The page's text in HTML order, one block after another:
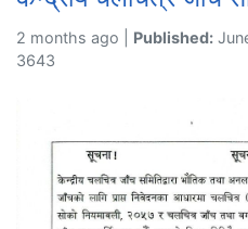
2 months ago | Published:
3643